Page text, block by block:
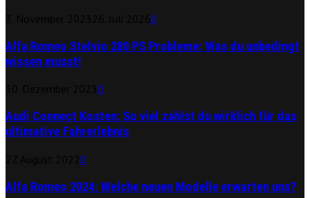
0
Alfa Romeo Stelvio 280 PS Probleme: Was du unbedingt
wissen musst!
0
Audi Connect Kosten: So viel zahlst du wirklich für das
ultimative Fahrerlebnis
0
Alfa Romeo 2024: Welche neuen Modelle erwarten uns?